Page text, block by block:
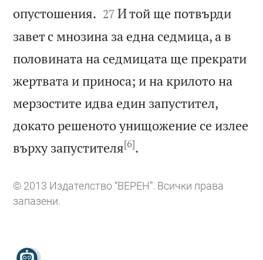
опустошения. 

27 И той ще потвърди
завет с мнозина за една седмица, а в
половината на седмицата ще прекрати
жертвата и приноса; и на крилото на
мерзостите идва един запустител,
докато решеното унищожение се излее
върху запустителя[6].
© 2013 Издателство “ВЕРЕН”. Всички права
запазени.